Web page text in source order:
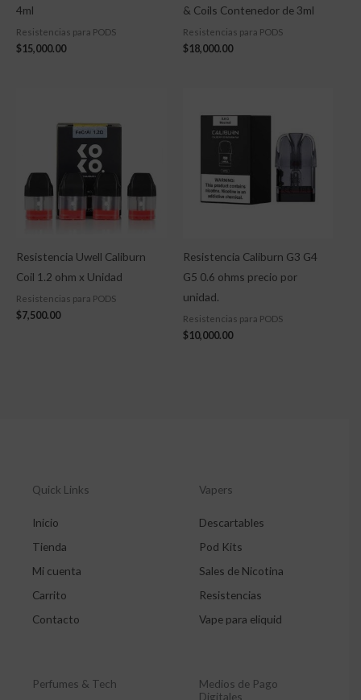
4ml
Resistencias para PODS
$15,000.00
& Coils Contenedor de 3ml
Resistencias para PODS
$18,000.00
Resistencia Uwell Caliburn
Coil 1.2 ohm x Unidad
Resistencias para PODS
$7,500.00
Resistencia Caliburn G3 G4
G5 0.6 ohms precio por
unidad.
Resistencias para PODS
$10,000.00
Quick Links
Inicio
Tienda
Mi cuenta
Carrito
Contacto
Vapers
Descartables
Pod Kits
Sales de Nicotina
Resistencias
Vape para eliquid
Perfumes & Tech
Medios de Pago
Digitales